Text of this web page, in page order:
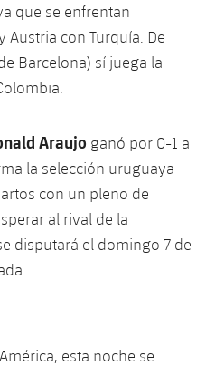
que se enfrentan
Austria con Turquía. De
Barcelona) sí juega la
Araujo ganó por 0-1 a
la selección uruguaya
con un pleno de
al rival de la
disputará el domingo 7 de
esta noche se